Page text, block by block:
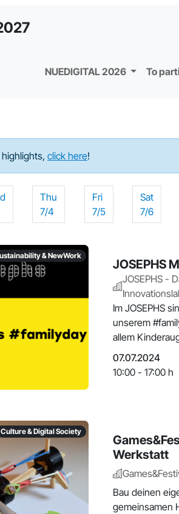
NUEDIGITAL 2026 To
click here!
Thu
7/4
Fri
7/5
Sat
7/6
& NewWork
JOSEPHS
JOSEPHS -
Im JOSEPHS
unserem
allem
07.07.2024
10:00 - 17:00 h
Culture & Digital Society
Werkstatt
Bau deinen
gemeinsamen